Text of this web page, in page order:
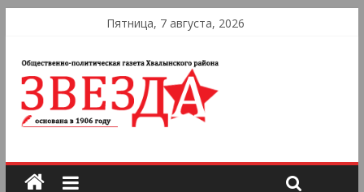
Пятница, 7 августа, 2026